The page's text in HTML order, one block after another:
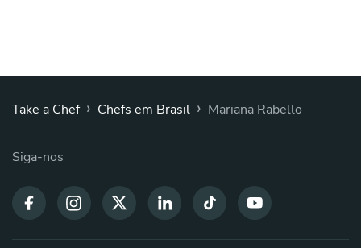
Take a Chef › Chefs em Brasil › Mariana Rabello
Siga-nos